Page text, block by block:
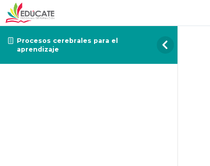
Procesos cerebrales para el
aprendizaje